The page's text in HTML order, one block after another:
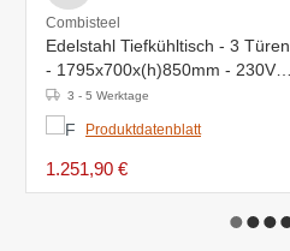
Combisteel
Edelstahl Tiefkühltisch - 3 Türen
- 1795x700x(h)850mm - 230V -
402 Liter
3 - 5 Werktage
Produktdatenblatt
1.251,90 €